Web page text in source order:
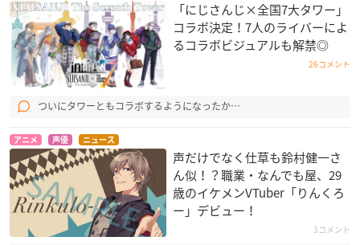
「にじさんじ×全国7大タワー」
コラボ決定！7人のライバーによ
るコラボビジュアルも解禁◎
26コメント
ついにタワーともコラボするようになったか…
アニメ 声優 ニュース
声だけでなく仕草も鈴村健一さ
ん似！？職業・なんでも屋、29
歳のイケメンVTuber「りんくろ
ー」デビュー！
3コメント